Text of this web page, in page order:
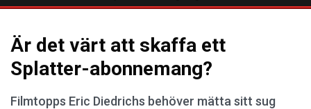
Är det värt att skaffa ett
Splatter-abonnemang?
Filmtopps Eric Diedrichs behöver mätta sitt sug